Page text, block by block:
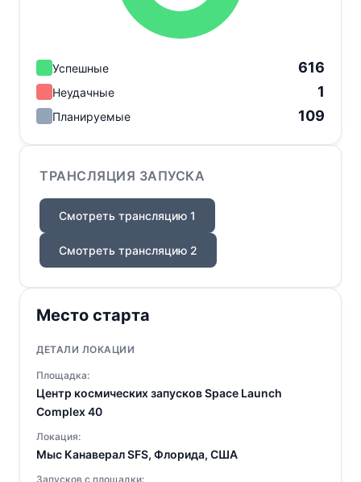
Успешные 616
Неудачные 1
Планируемые 109
ТРАНСЛЯЦИЯ ЗАПУСКА
Смотреть трансляцию 1
Смотреть трансляцию 2
Место старта
ДЕТАЛИ ЛОКАЦИИ
Площадка:
Центр космических запусков Space Launch
Complex 40
Локация:
Мыс Канаверал SFS, Флорида, США
Запусков с площадки: